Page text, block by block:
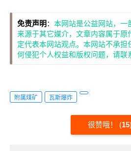
免责声明 ： 本网站是公益网站，一
来源于其它媒介，文章内容属于原
定代表本网站观点。本网站不承担
何侵犯个人权益和版权问题，请联
附属煤矿 瓦斯爆炸
很赞哦！ (15)